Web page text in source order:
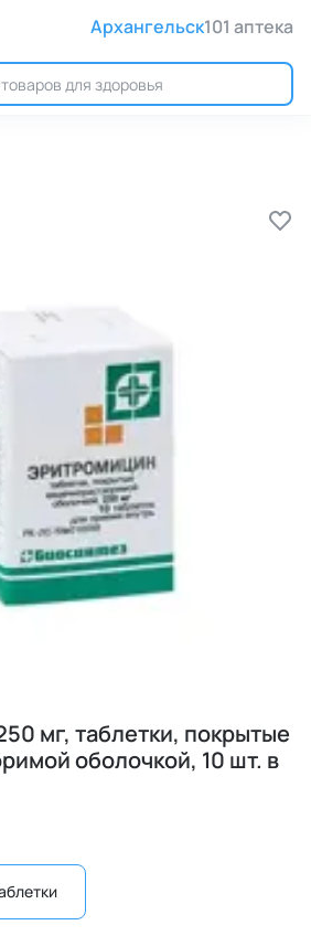
Архангельск101 аптека
мг, таблетки, покрытые
оболочкой, 10 шт. в